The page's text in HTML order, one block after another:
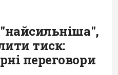
тиск:
переговори